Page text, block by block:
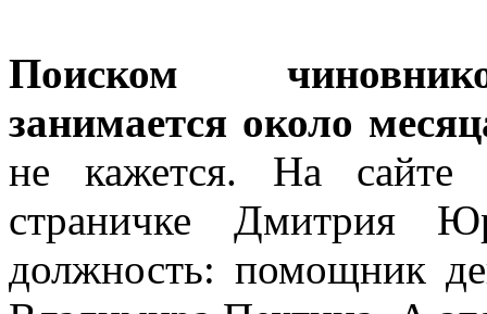
Поиском
занимается около
не кажется. На сайте
страничке Дмитрия
должность: помощник